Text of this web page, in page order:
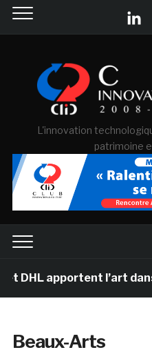
L'innovation
patrimoine
apportent l’art dans les
Beaux-Arts